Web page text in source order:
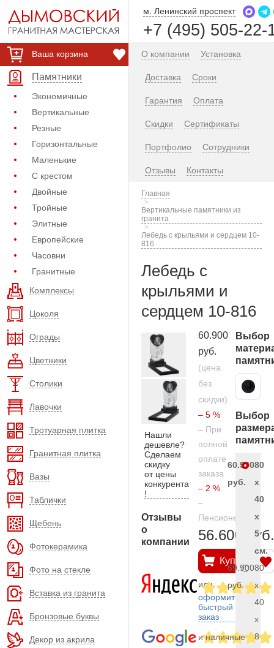
Ваша корзина
Памятники
Экономичные
Вертикальные
Резные
Горизонтальные
Маленькие
С крестом
Двойные
Тройные
Элитные
Европейские
Часовни
Гранитные
Комплексы
Цоколя
Ограды
Цветники
Столики
Лавочки
Тротуарная плитка
Гранитная плитка
Вазы
Таблички
Щебень
Фотокерамика
Фото на стекле
Вставка из гранита
Бронзовые буквы
Декор из акрила
м. Ленинский проспект
+7 (495) 505-22-
О компании Установка
Доставка Сроки
Гарантия Оплата
Скидки Сертификаты
Портфолио Сотрудники
Отзывы Контакты
Главная
Вертикальные памятники из
гранита
Лебедь с крыльями и сердцем 10-
816
Лебедь с
крыльями и
сердцем 10-816
Нашли
дешевле?
Сделаем
скидку
от цены
конкурента
!
Отзывы
о
компании
60.900
руб.
(цена
без
скидки)
– 5 %
– При
полной
оплате
заказа
– 2 %
–
Пенсионерам
56.600 руб.
Купить
или
оформить
быстрый
заказ
и наличные
Выбор
Карельский гранит
Выбор
60.900
руб.
80
x
40
x
5
см.
69.900
руб.
80
x
40
x
8